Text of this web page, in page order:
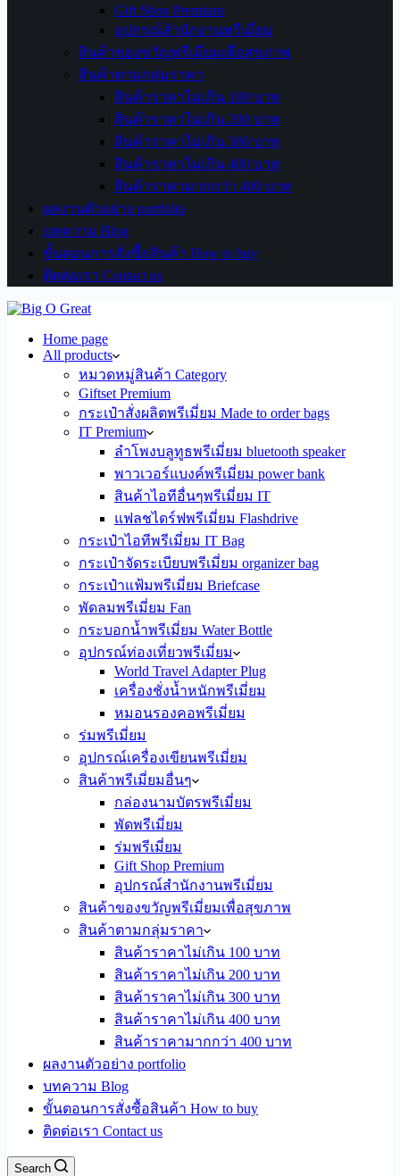
Gift Shop Premium
อุปกรณ์สำนักงานพรีเมี่ยม
สินค้าของขวัญพรีเมี่ยมเพื่อสุขภาพ
สินค้าตามกลุ่มราคา
สินค้าราคาไม่เกิน 100 บาท
สินค้าราคาไม่เกิน 200 บาท
สินค้าราคาไม่เกิน 300 บาท
สินค้าราคาไม่เกิน 400 บาท
สินค้าราคามากกว่า 400 บาท
ผลงานตัวอย่าง portfolio
บทความ Blog
ขั้นตอนการสั่งซื้อสินค้า How to buy
ติดต่อเรา Contact us
Home page
All products
หมวดหมู่สินค้า Category
Giftset Premium
กระเป๋าสั่งผลิตพรีเมี่ยม Made to order bags
IT Premium
ลำโพงบลูทูธพรีเมี่ยม bluetooth speaker
พาวเวอร์แบงค์พรีเมี่ยม power bank
สินค้าไอทีอื่นๆพรีเมี่ยม IT
แฟลชไดร์ฟพรีเมี่ยม Flashdrive
กระเป๋าไอทีพรีเมี่ยม IT Bag
กระเป๋าจัดระเบียบพรีเมี่ยม organizer bag
กระเป๋าแฟ้มพรีเมี่ยม Briefcase
พัดลมพรีเมี่ยม Fan
กระบอกน้ำพรีเมี่ยม Water Bottle
อุปกรณ์ท่องเที่ยวพรีเมี่ยม
World Travel Adapter Plug
เครื่องชั่งน้ำหนักพรีเมี่ยม
หมอนรองคอพรีเมี่ยม
ร่มพรีเมี่ยม
อุปกรณ์เครื่องเขียนพรีเมี่ยม
สินค้าพรีเมี่ยมอื่นๆ
กล่องนามบัตรพรีเมี่ยม
พัดพรีเมี่ยม
ร่มพรีเมี่ยม
Gift Shop Premium
อุปกรณ์สำนักงานพรีเมี่ยม
สินค้าของขวัญพรีเมี่ยมเพื่อสุขภาพ
สินค้าตามกลุ่มราคา
สินค้าราคาไม่เกิน 100 บาท
สินค้าราคาไม่เกิน 200 บาท
สินค้าราคาไม่เกิน 300 บาท
สินค้าราคาไม่เกิน 400 บาท
สินค้าราคามากกว่า 400 บาท
ผลงานตัวอย่าง portfolio
บทความ Blog
ขั้นตอนการสั่งซื้อสินค้า How to buy
ติดต่อเรา Contact us
Search